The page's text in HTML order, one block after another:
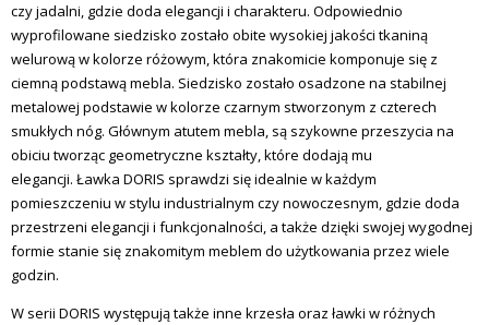
czy jadalni, gdzie doda elegancji i charakteru. Odpowiednio
wyprofilowane siedzisko zostało obite wysokiej jakości tkaniną
welurową w kolorze różowym, która znakomicie komponuje się z
ciemną podstawą mebla. Siedzisko zostało osadzone na stabilnej
metalowej podstawie w kolorze czarnym stworzonym z czterech
smukłych nóg. Głównym atutem mebla, są szykowne przeszycia na
obiciu tworząc geometryczne kształty, które dodają mu
elegancji. Ławka DORIS sprawdzi się idealnie w każdym
pomieszczeniu w stylu industrialnym czy nowoczesnym, gdzie doda
przestrzeni elegancji i funkcjonalności, a także dzięki swojej wygodnej
formie stanie się znakomitym meblem do użytkowania przez wiele
godzin.
W serii DORIS występują także inne krzesła oraz ławki w różnych